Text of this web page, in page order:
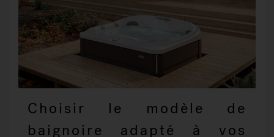
Choisir le modèle de
baignoire adapté à vos